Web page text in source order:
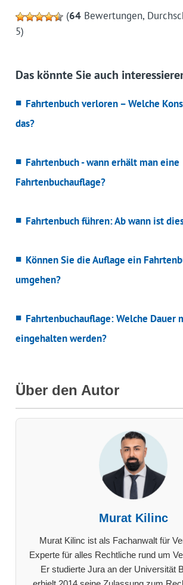
(64Bewertungen,
5)
Das könnte Sie auch
Fahrtenbuch verloren – Welche
das?
Fahrtenbuch - wann erhält man eine
Fahrtenbuchauflage?
Fahrtenbuch führen: Ab wann ist
Können Sie die Auflage ein
umgehen?
Fahrtenbuchauflage: Welche Dauer
eingehalten werden?
Über den Autor
Murat Kilinc
Murat Kilinc ist als Fachanwalt für
Experte für alles Rechtliche rund um
Er studierte Jura an der Universität